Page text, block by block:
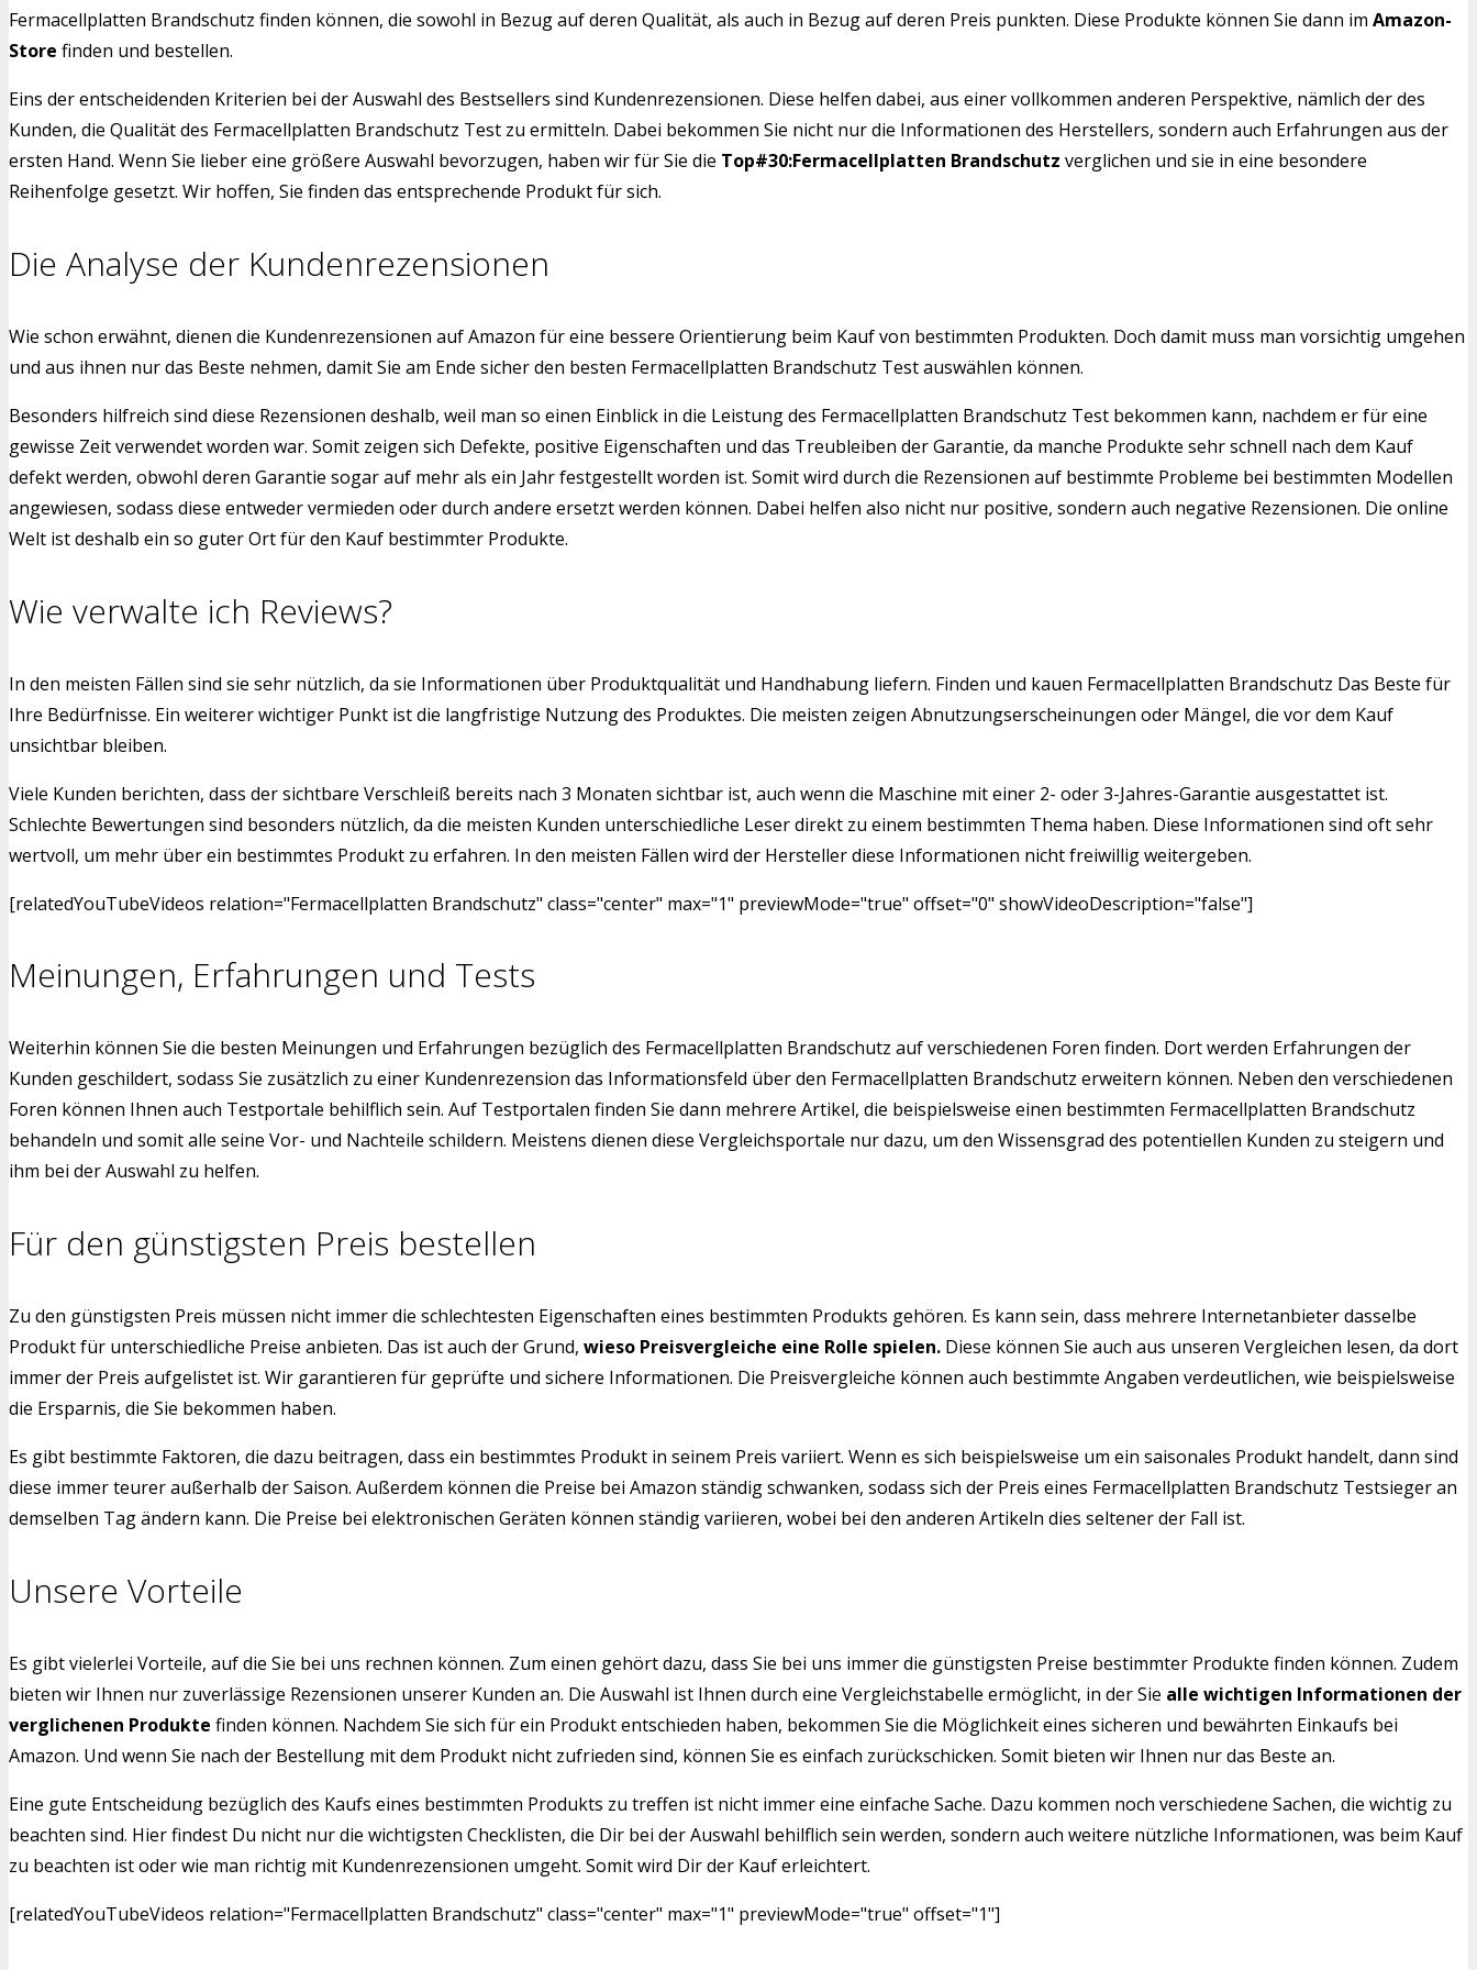
Fermacellplatten Brandschutz finden können, die sowohl in Bezug auf deren Qualität, als auch in Bezug auf deren Preis punkten. Diese Produkte können Sie dann im Amazon-
Store finden und bestellen.
Eins der entscheidenden Kriterien bei der Auswahl des Bestsellers sind Kundenrezensionen. Diese helfen dabei, aus einer vollkommen anderen Perspektive, nämlich der des
Kunden, die Qualität des Fermacellplatten Brandschutz Test zu ermitteln. Dabei bekommen Sie nicht nur die Informationen des Herstellers, sondern auch Erfahrungen aus der
ersten Hand. Wenn Sie lieber eine größere Auswahl bevorzugen, haben wir für Sie die Top#30:Fermacellplatten Brandschutz verglichen und sie in eine besondere
Reihenfolge gesetzt. Wir hoffen, Sie finden das entsprechende Produkt für sich.
Die Analyse der Kundenrezensionen
Wie schon erwähnt, dienen die Kundenrezensionen auf Amazon für eine bessere Orientierung beim Kauf von bestimmten Produkten. Doch damit muss man vorsichtig umgehen
und aus ihnen nur das Beste nehmen, damit Sie am Ende sicher den besten Fermacellplatten Brandschutz Test auswählen können.
Besonders hilfreich sind diese Rezensionen deshalb, weil man so einen Einblick in die Leistung des Fermacellplatten Brandschutz Test bekommen kann, nachdem er für eine
gewisse Zeit verwendet worden war. Somit zeigen sich Defekte, positive Eigenschaften und das Treubleiben der Garantie, da manche Produkte sehr schnell nach dem Kauf
defekt werden, obwohl deren Garantie sogar auf mehr als ein Jahr festgestellt worden ist. Somit wird durch die Rezensionen auf bestimmte Probleme bei bestimmten Modellen
angewiesen, sodass diese entweder vermieden oder durch andere ersetzt werden können. Dabei helfen also nicht nur positive, sondern auch negative Rezensionen. Die online
Welt ist deshalb ein so guter Ort für den Kauf bestimmter Produkte.
Wie verwalte ich Reviews?
In den meisten Fällen sind sie sehr nützlich, da sie Informationen über Produktqualität und Handhabung liefern. Finden und kauen Fermacellplatten Brandschutz Das Beste für
Ihre Bedürfnisse. Ein weiterer wichtiger Punkt ist die langfristige Nutzung des Produktes. Die meisten zeigen Abnutzungserscheinungen oder Mängel, die vor dem Kauf
unsichtbar bleiben.
Viele Kunden berichten, dass der sichtbare Verschleiß bereits nach 3 Monaten sichtbar ist, auch wenn die Maschine mit einer 2- oder 3-Jahres-Garantie ausgestattet ist.
Schlechte Bewertungen sind besonders nützlich, da die meisten Kunden unterschiedliche Leser direkt zu einem bestimmten Thema haben. Diese Informationen sind oft sehr
wertvoll, um mehr über ein bestimmtes Produkt zu erfahren. In den meisten Fällen wird der Hersteller diese Informationen nicht freiwillig weitergeben.
[relatedYouTubeVideos relation="Fermacellplatten Brandschutz" class="center" max="1" previewMode="true" offset="0" showVideoDescription="false"]
Meinungen, Erfahrungen und Tests
Weiterhin können Sie die besten Meinungen und Erfahrungen bezüglich des Fermacellplatten Brandschutz auf verschiedenen Foren finden. Dort werden Erfahrungen der
Kunden geschildert, sodass Sie zusätzlich zu einer Kundenrezension das Informationsfeld über den Fermacellplatten Brandschutz erweitern können. Neben den verschiedenen
Foren können Ihnen auch Testportale behilflich sein. Auf Testportalen finden Sie dann mehrere Artikel, die beispielsweise einen bestimmten Fermacellplatten Brandschutz
behandeln und somit alle seine Vor- und Nachteile schildern. Meistens dienen diese Vergleichsportale nur dazu, um den Wissensgrad des potentiellen Kunden zu steigern und
ihm bei der Auswahl zu helfen.
Für den günstigsten Preis bestellen
Zu den günstigsten Preis müssen nicht immer die schlechtesten Eigenschaften eines bestimmten Produkts gehören. Es kann sein, dass mehrere Internetanbieter dasselbe
Produkt für unterschiedliche Preise anbieten. Das ist auch der Grund, wieso Preisvergleiche eine Rolle spielen. Diese können Sie auch aus unseren Vergleichen lesen, da dort
immer der Preis aufgelistet ist. Wir garantieren für geprüfte und sichere Informationen. Die Preisvergleiche können auch bestimmte Angaben verdeutlichen, wie beispielsweise
die Ersparnis, die Sie bekommen haben.
Es gibt bestimmte Faktoren, die dazu beitragen, dass ein bestimmtes Produkt in seinem Preis variiert. Wenn es sich beispielsweise um ein saisonales Produkt handelt, dann sind
diese immer teurer außerhalb der Saison. Außerdem können die Preise bei Amazon ständig schwanken, sodass sich der Preis eines Fermacellplatten Brandschutz Testsieger an
demselben Tag ändern kann. Die Preise bei elektronischen Geräten können ständig variieren, wobei bei den anderen Artikeln dies seltener der Fall ist.
Unsere Vorteile
Es gibt vielerlei Vorteile, auf die Sie bei uns rechnen können. Zum einen gehört dazu, dass Sie bei uns immer die günstigsten Preise bestimmter Produkte finden können. Zudem
bieten wir Ihnen nur zuverlässige Rezensionen unserer Kunden an. Die Auswahl ist Ihnen durch eine Vergleichstabelle ermöglicht, in der Sie alle wichtigen Informationen der
verglichenen Produkte finden können. Nachdem Sie sich für ein Produkt entschieden haben, bekommen Sie die Möglichkeit eines sicheren und bewährten Einkaufs bei
Amazon. Und wenn Sie nach der Bestellung mit dem Produkt nicht zufrieden sind, können Sie es einfach zurückschicken. Somit bieten wir Ihnen nur das Beste an.
Eine gute Entscheidung bezüglich des Kaufs eines bestimmten Produkts zu treffen ist nicht immer eine einfache Sache. Dazu kommen noch verschiedene Sachen, die wichtig zu
beachten sind. Hier findest Du nicht nur die wichtigsten Checklisten, die Dir bei der Auswahl behilflich sein werden, sondern auch weitere nützliche Informationen, was beim Kauf
zu beachten ist oder wie man richtig mit Kundenrezensionen umgeht. Somit wird Dir der Kauf erleichtert.
[relatedYouTubeVideos relation="Fermacellplatten Brandschutz" class="center" max="1" previewMode="true" offset="1"]